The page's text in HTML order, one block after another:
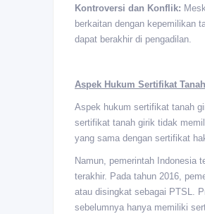
Kontroversi dan Konflik:
berkaitan dengan kepemilikan
dapat berakhir di pengadilan.
Aspek Hukum Sertifikat
Aspek hukum sertifikat tanah
sertifikat tanah girik tidak
yang sama dengan sertifikat
Namun, pemerintah Indonesia
terakhir. Pada tahun 2016,
atau disingkat sebagai PTSL.
sebelumnya hanya memiliki